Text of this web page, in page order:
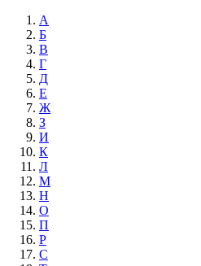
А
Б
В
Г
Д
Е
Ж
З
И
К
Л
М
Н
О
П
Р
С